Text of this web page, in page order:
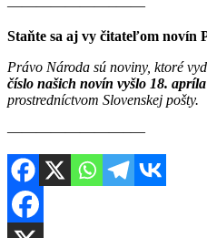
———————–——
Staňte sa aj vy čitateľom novín
Právo Národa sú noviny, ktoré
číslo našich novín vyšlo 18.
prostredníctvom Slovenskej pošty.
————————–—